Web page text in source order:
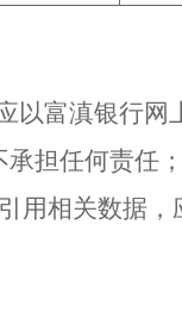
以富滇银行网
担任何责任；
用相关数据，